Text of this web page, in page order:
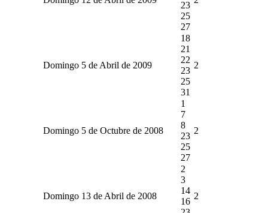
23
25
27
Domingo 5 de Abril de 2009
18
21
22
23
25
31
2
Domingo 5 de Octubre de 2008
1
7
8
23
25
27
2
Domingo 13 de Abril de 2008
2
3
14
16
2